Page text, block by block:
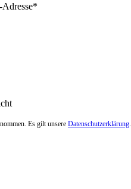
Es gilt unsere Datenschutzerklärung.